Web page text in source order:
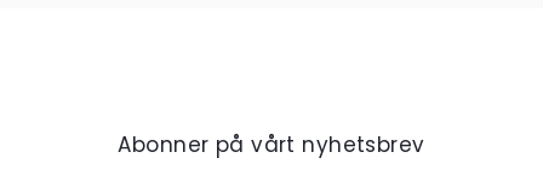
Abonner på vårt nyhetsbrev